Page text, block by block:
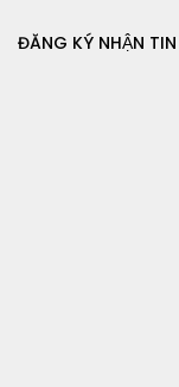
ĐĂNG KÝ NHẬN TIN